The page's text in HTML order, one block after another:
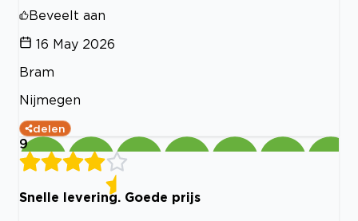
Beveelt aan
16 May 2026
Bram
Nijmegen
delen
9
Snelle levering. Goede prijs